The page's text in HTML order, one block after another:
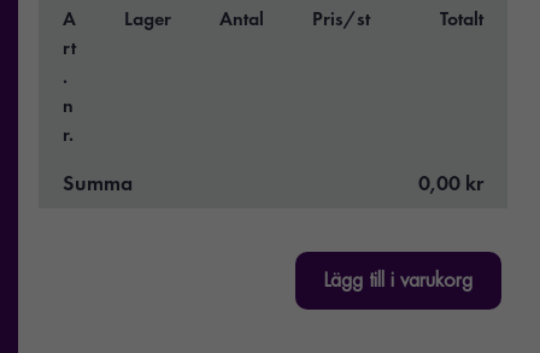
A
rt
.
n
r.
Lager Antal Pris/st Totalt
Summa 0,00 kr
Lägg till i varukorg